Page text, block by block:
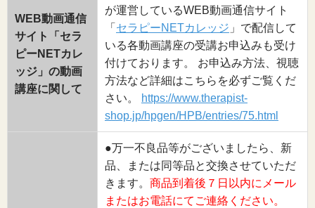
WEB動画通信
サイト「セラ
ピーNETカレ
ッジ」の動画
講座に関して
が運営しているWEB動画通信サイト
「 セラピーNETカレッジ 」で配信して
いる各動画講座の受講お申込みも受け
付けております。 お申込み方法、視聴
方法など詳細はこちらを必ずご覧くだ
さい。
https://www.therapist-
shop.jp/hpgen/HPB/entries/75.html
●万一不良品等がございましたら、新
品、または同等品と交換させていただ
きます。 商品到着後７日以内にメール
またはお電話にてご連絡ください。